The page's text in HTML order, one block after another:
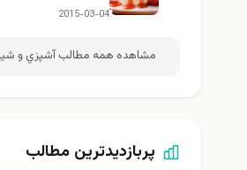
2015-03-04
مشاهده همه مطالب آشپزي و
پربازدیدترین مطالب